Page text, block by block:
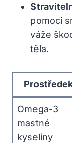
pomoci
váže
těla.
Omega-3
mastné
kyseliny